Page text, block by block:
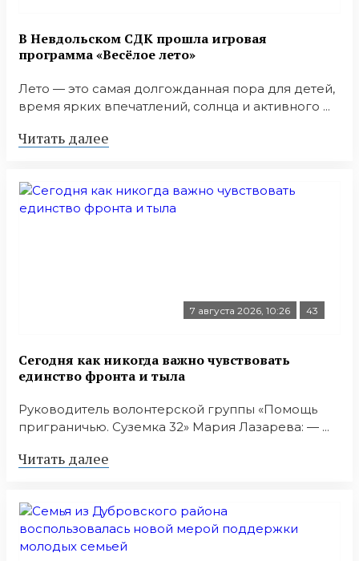
В Невдольском СДК прошла игровая
программа «Весёлое лето»
Лето — это самая долгожданная пора для детей,
время ярких впечатлений, солнца и активного ...
Читать далее
7 августа 2026, 10:26 43
Сегодня как никогда важно чувствовать
единство фронта и тыла
Руководитель волонтерской группы «Помощь
приграничью. Суземка 32» Мария Лазарева: — ...
Читать далее